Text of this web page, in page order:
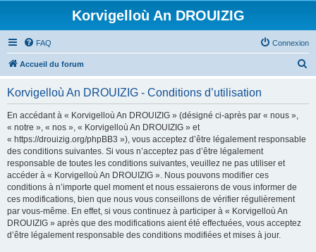
Korvigelloù An DROUIZIG
FAQ Connexion
Accueil du forum
Korvigelloù An DROUIZIG - Conditions d’utilisation
En accédant à « Korvigelloù An DROUIZIG » (désigné ci-après par « nous »,
« notre », « nos », « Korvigelloù An DROUIZIG » et
« https://drouizig.org/phpBB3 »), vous acceptez d’être légalement responsable
des conditions suivantes. Si vous n’acceptez pas d’être légalement
responsable de toutes les conditions suivantes, veuillez ne pas utiliser et
accéder à « Korvigelloù An DROUIZIG ». Nous pouvons modifier ces
conditions à n’importe quel moment et nous essaierons de vous informer de
ces modifications, bien que nous vous conseillons de vérifier régulièrement
par vous-même. En effet, si vous continuez à participer à « Korvigelloù An
DROUIZIG » après que des modifications aient été effectuées, vous acceptez
d’être légalement responsable des conditions modifiées et mises à jour.